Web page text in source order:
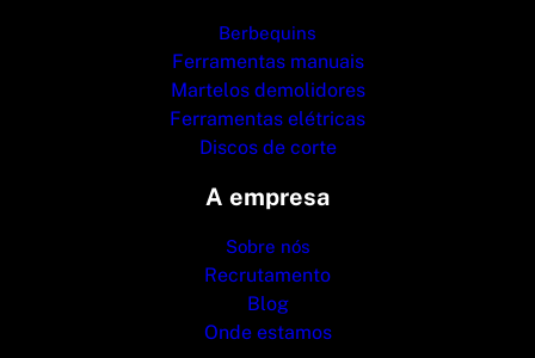
Berbequins
Ferramentas manuais
Martelos demolidores
Ferramentas elétricas
Discos de corte
A empresa
Sobre nós
Recrutamento
Blog
Onde estamos